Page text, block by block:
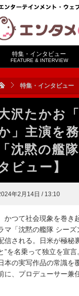
特集・インタビュー
FEATURE & INTERVIEW
特集・インタビュー
沢たかお
」主演を
「沈黙の艦
ビュー】
年2月14日 / 13:10
かつて社会現象を巻き
マ「沈黙の艦隊 シー
信される。日米が極秘
”を名乗って独立を宣
本の実写作品の常識を
に、プロデューサー兼